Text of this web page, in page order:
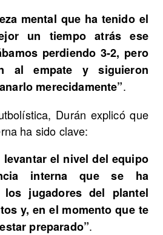
mental que ha tenido el
un tiempo atrás ese
perdiendo 3-2, pero
al empate y siguieron
merecidamente”.
Durán explicó que
ha sido clave:
levantar el nivel del equipo
interna que se ha
los jugadores del plantel
y, en el momento que te
preparado”.